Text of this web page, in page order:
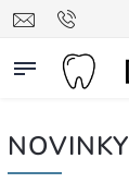
NOVINKY